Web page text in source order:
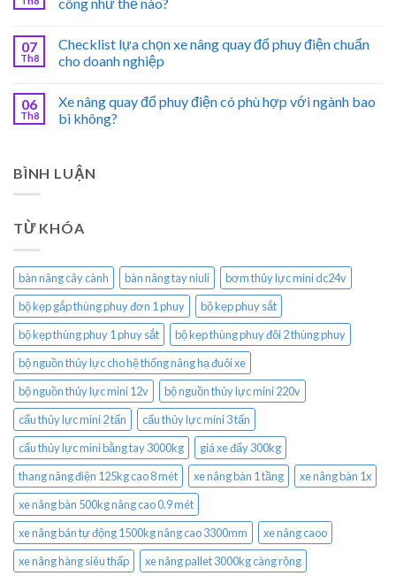
07
Th8
Checklist lựa chọn xe nâng quay đổ phuy điện chuẩn
cho doanh nghiệp
06
Th8
Xe nâng quay đổ phuy điện có phù hợp với ngành bao
bì không?
BÌNH LUẬN
TỪ KHÓA
bàn nâng cây cành bàn nâng tay niuli
bơm thủy lực mini dc24v
bộ kẹp gắp thùng phuy đơn 1 phuy
bộ kẹp phuy sắt
bộ kẹp thùng phuy 1 phuy sắt
bộ kẹp thùng phuy đôi 2 thùng phuy
bộ nguồn thủy lực cho hệ thống nâng hạ đuôi xe
bộ nguồn thủy lực mini 12v
bộ nguồn thủy lực mini 220v
cẩu thủy lực mini 2 tấn
cẩu thủy lực mini 3 tấn
cẩu thủy lực mini bằng tay 3000kg
giá xe đẩy 300kg
thang nâng điện 125kg cao 8 mét
xe nâng bàn 1 tầng
xe nâng bàn 1x
xe nâng bàn 500kg nâng cao 0.9 mét
xe nâng bán tự động 1500kg nâng cao 3300mm
xe nâng caoo
xe nâng hàng siêu thấp
xe nâng pallet 3000kg càng rộng